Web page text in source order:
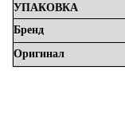
УПАКОВКА
Бренд
Оригинал